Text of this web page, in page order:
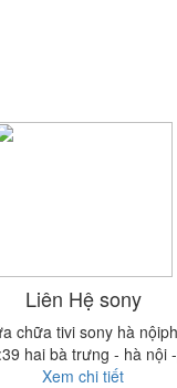
Liên Hệ sony
chữa tivi sony hà
hai bà trưng - hà nội
Xem chi tiết